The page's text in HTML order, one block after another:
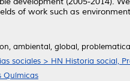
of work such as
ambiental, global,
sociales > HN Historia social,
Químicas